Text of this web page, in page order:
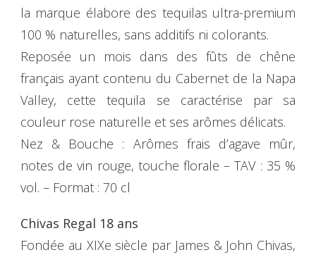
la marque élabore des tequilas ultra-premium
100 % naturelles, sans additifs ni colorants.
Reposée un mois dans des fûts de chêne
français ayant contenu du Cabernet de la Napa
Valley, cette tequila se caractérise par sa
couleur rose naturelle et ses arômes délicats.
Nez & Bouche : Arômes frais d’agave mûr,
notes de vin rouge, touche florale – TAV : 35 %
vol. – Format : 70 cl
Chivas Regal 18 ans
Fondée au XIXe siècle par James & John Chivas,